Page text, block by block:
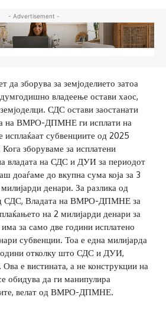
- Advertisement -
да зборува за земјоделието затоа
владеење остави хаос,
СДС остави заостанати
на ВМРО-ДПМНЕ ги исплати на
исплаќаат субвенциите од 2025
зборуваме за исплатени
владата на СДС и ДУИ за периодот
доаѓаме до вкупна сума која за 3
денари. За разлика од
СДС, Владата на ВМРО-ДПМНЕ за
на 2 милијарди денари за
за само две години исплатено
субвенции. Тоа е една милијарда
отколку што СДС и ДУИ,
Ова е вистината, а не конструкции на
обидува да ги манипулира
велат од ВМРО-ДПМНЕ.